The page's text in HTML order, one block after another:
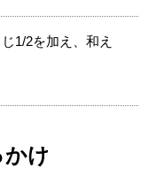
1/2を加え、和え
け